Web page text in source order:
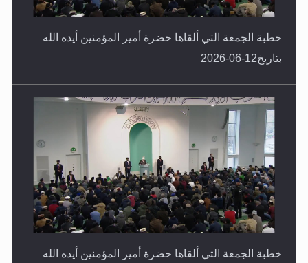
خطبة الجمعة التي ألقاها حضرة أمير المؤمنين أيده الله
بتاريخ12-06-2026
خطبة الجمعة التي ألقاها حضرة أمير المؤمنين أيده الله